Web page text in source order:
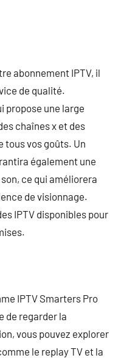
abonnement IPTV, il
de qualité.
propose une large
chaînes x et des
tous vos goûts. Un
également une
ce qui améliorera
de visionnage.
IPTV disponibles pour
IPTV Smarters Pro
de regarder la
vous pouvez explorer
le replay TV et la